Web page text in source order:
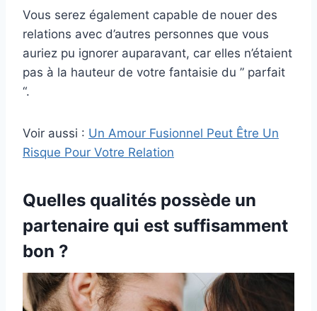
Vous serez également capable de nouer des
relations avec d’autres personnes que vous
auriez pu ignorer auparavant, car elles n’étaient
pas à la hauteur de votre fantaisie du ” parfait
“.
Voir aussi : Un Amour Fusionnel Peut Être Un
Risque Pour Votre Relation
Quelles qualités possède un
partenaire qui est suffisamment
bon ?